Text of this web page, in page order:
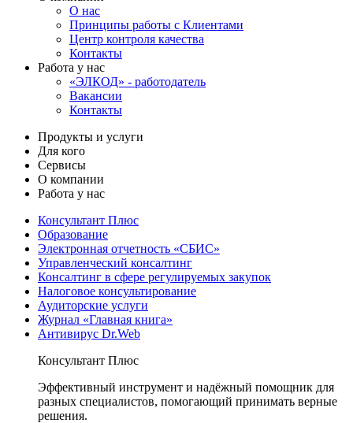
О нас
Принципы работы с Клиентами
Центр контроля качества
Контакты
Работа у нас
«ЭЛКОД» - работодатель
Вакансии
Контакты
Продукты и услуги
Для кого
Сервисы
О компании
Работа у нас
Консультант Плюс
Образование
Электронная отчетность «СБИС»
Управленческий консалтинг
Консалтинг в сфере регулируемых закупок
Налоговое консультирование
Аудиторские услуги
Журнал «Главная книга»
Антивирус Dr.Web
Консультант Плюс
Эффективный инструмент и надёжный помощник для
разных специалистов, помогающий принимать верные
решения.